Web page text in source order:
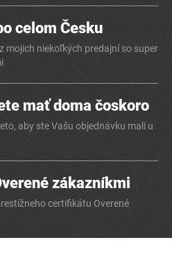
celom Česku
mojich niekoľkých predajní so super
mať doma čoskoro
aby ste Vašu objednávku mali u
zákazníkmi
certifikátu Overené